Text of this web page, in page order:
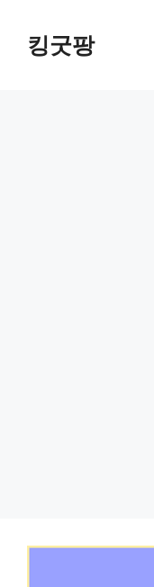
content킹굿팡